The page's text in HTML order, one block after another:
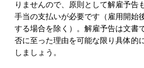
りませんので、原則として解雇予告
手当の支払いが必要です（雇用開始
する場合を除く）。解雇予告は文書
否に至った理由を可能な限り具体的
しましょう。